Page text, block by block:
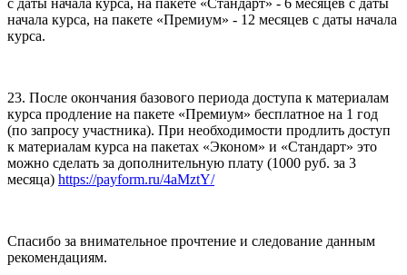
начала курса, на пакете «Премиум» - 12 месяцев с даты начала
курса.
23. После окончания базового периода доступа к материалам
курса продление на пакете «Премиум» бесплатное на 1 год
(по запросу участника). При необходимости продлить доступ
к материалам курса на пакетах «Эконом» и «Стандарт» это
можно сделать за дополнительную плату (1000 руб. за 3
месяца) https://payform.ru/4aMztY/
Спасибо за внимательное прочтение и следование данным
рекомендациям.